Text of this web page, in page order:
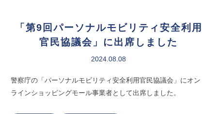
「第9回パーソナルモビリティ安全利用
官民協議会」に出席しました
2024.08.08
警察庁の「パーソナルモビリティ安全利用官民協議会」にオン
ラインショッピングモール事業者として出席しました。